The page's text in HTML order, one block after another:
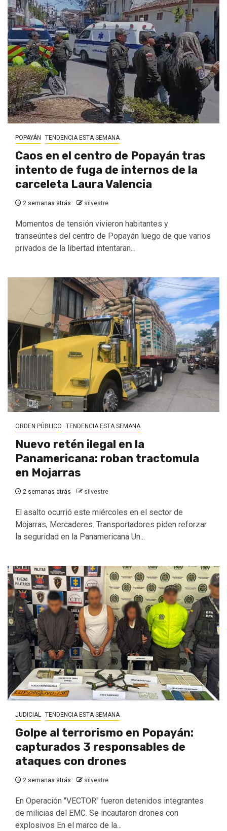
POPAYÁN TENDENCIA ESTA SEMANA
Caos en el centro de Popayán tras
intento de fuga de internos de la
carceleta Laura Valencia
2 semanas atrás silvestre
Momentos de tensión vivieron habitantes y
transeúntes del centro de Popayán luego de que varios
privados de la libertad intentaran...
ORDEN PÚBLICO TENDENCIA ESTA SEMANA
Nuevo retén ilegal en la
Panamericana: roban tractomula
en Mojarras
2 semanas atrás silvestre
El asalto ocurrió este miércoles en el sector de
Mojarras, Mercaderes. Transportadores piden reforzar
la seguridad en la Panamericana Un...
JUDICIAL TENDENCIA ESTA SEMANA
Golpe al terrorismo en Popayán:
capturados 3 responsables de
ataques con drones
2 semanas atrás silvestre
En Operación "VECTOR" fueron detenidos integrantes
de milicias del EMC. Se incautaron drones con
explosivos En el marco de la...